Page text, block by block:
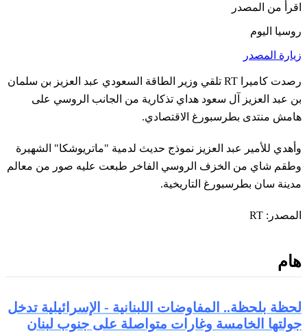
اقرأ من المصدر
روسيا اليوم
زيارة المصدر
رصدت كاميرا RT تلقي وزير الطاقة السعودي عبد العزيز بن سلمان
بن عبد العزيز آل سعود هداي تذكارية من الجانب الروسي على
هامش منتدى بطرسبورغ الاقتصادي.
وأهدي للأمير عبد العزيز نموذج حديث لدمية "ماتريوشكا" الشهيرة
وطقم شاي من الخزف الروسي الفاخر طبعت عليه صور من معالم
مدينة سان بطرسبورغ التاريخية.
المصدر: RT
هام
لحظة بلحظة.. المفاوضات اللبنانية - الإسرائيلية تدخل
جولتها الخامسة وغارات متواصلة على جنوب لبنان